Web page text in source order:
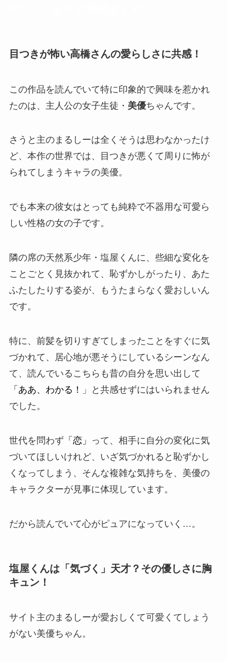
目つきが怖い高橋さんの愛らしさに共感！
この作品を読んでいて特に印象的で興味を惹かれ
たのは、主人公の女子生徒・ 美優ちゃんです。
さうと主のまるしーは全くそうは思わなかったけ
ど、本作の世界では、目つきが悪くて周りに怖が
られてしまうキャラの美優。
でも本来の彼女はとっても純粋で不器用な可愛ら
しい性格の女の子です。
隣の席の天然系少年・ 塩屋 くんに、些細な変化を
ことごとく見抜かれて、恥ずかしがったり、あた
ふたしたりする姿が、もうたまらなく愛おしいん
です。
特に、前髪を切りすぎてしまったことをすぐに気
づかれて、居心地が悪そうにしているシーンなん
て、読んでいるこちらも昔の自分を思い出して
「ああ、わかる！
」と共感せずにはいられません
でした。
世代を問わず「恋」 って、相手に自分の変化に気
づいてほしいけれど、いざ気づかれると恥ずかし
くなってしまう、そんな複雑な気持ちを、美優の
キャラクターが見事に体現しています。
だから読んでいて心がピュアになっていく…。
塩屋くんは「気づく」天才？その優しさに胸
キュン！
サイト主のまるしーが愛おしくて可愛くてしょう
がない美優ちゃん。